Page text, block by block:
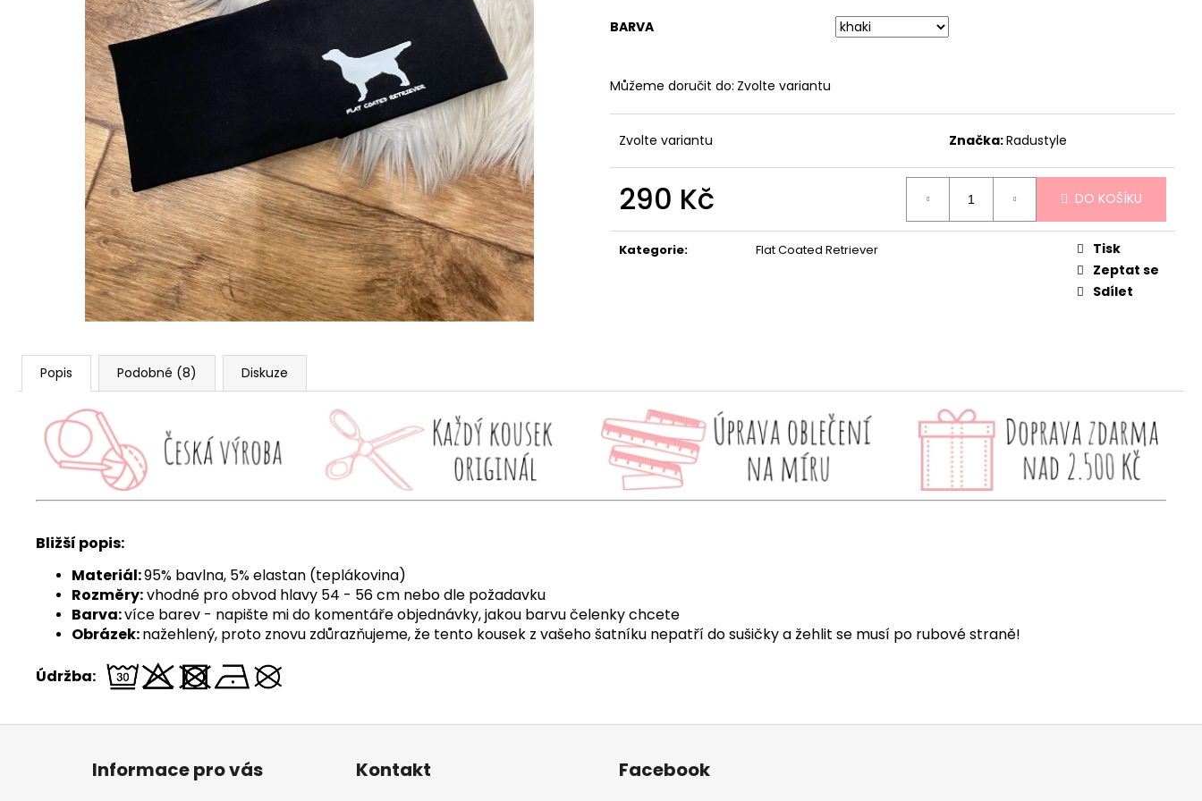
BARVA
Můžeme doručit do: Zvolte variantu
Zvolte variantu Značka:Radustyle
290 Kč
cena:
DO KOŠÍKU
Kategorie: Flat Coated Retriever
Tisk
Zeptat se
Sdílet
Popis Podobné (8) Diskuze
Bližší popis:
Materiál:95% bavlna, 5% elastan (teplákovina)
Rozměry:vhodné pro obvod hlavy 54 - 56 cm nebo dle požadavku
Barva:více barev - napište mi do komentáře objednávky, jakou barvu čelenky chcete
Obrázek:nažehlený, proto znovu zdůrazňujeme, že tento kousek z vašeho šatníku nepatří do sušičky a žehlit se musí po rubové straně!
Údržba:
1 590 Kč
Z
Informace pro vás Kontakt Facebook